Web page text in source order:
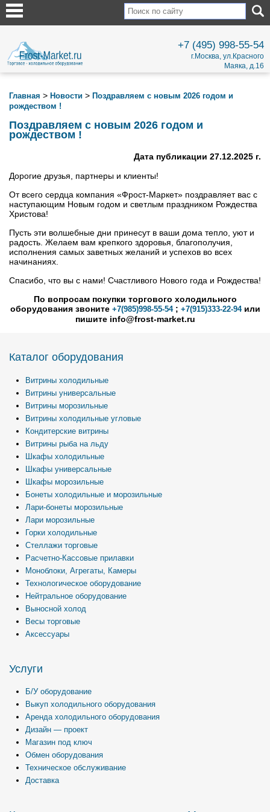
+7 (495) 998-55-54
г.Москва, ул.Красного
Маяка, д.16
Главная > Новости > Поздравляем с новым 2026 годом и
рождеством !
Поздравляем с новым 2026 годом и
рождеством !
Дата публикации 27.12.2025 г.
Дорогие друзья, партнеры и клиенты!
От всего сердца компания «Фрост-Маркет» поздравляет вас с
наступающим Новым годом и светлым праздником Рождества
Христова!
Пусть эти волшебные дни принесут в ваши дома тепло, уют и
радость. Желаем вам крепкого здоровья, благополучия,
исполнения самых заветных желаний и успехов во всех
начинаниях.
Спасибо, что вы с нами! Счастливого Нового года и Рождества!
По вопросам покупки торгового холодильного
оборудования звоните +7(985)998-55-54; +7(915)333-22-94или
пишите info@frost-market.ru
Каталог оборудования
Витрины холодильные
Витрины универсальные
Витрины морозильные
Витрины холодильные угловые
Кондитерские витрины
Витрины рыба на льду
Шкафы холодильные
Шкафы универсальные
Шкафы морозильные
Бонеты холодильные и морозильные
Лари-бонеты морозильные
Лари морозильные
Горки холодильные
Стеллажи торговые
Расчетно-Кассовые прилавки
Моноблоки, Агрегаты, Камеры
Технологическое оборудование
Нейтральное оборудование
Выносной холод
Весы торговые
Аксессуары
Услуги
Б/У оборудование
Выкуп холодильного оборудования
Аренда холодильного оборудования
Дизайн — проект
Магазин под ключ
Обмен оборудования
Техническое обслуживание
Доставка